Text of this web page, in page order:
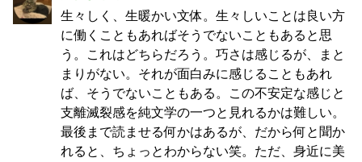
生々しく、生暖かい文体。生々しいことは良い方
に働くこともあればそうでないこともあると思
う。これはどちらだろう。巧さは感じるが、まと
まりがない。それが面白みに感じることもあれ
ば、そうでないこともある。この不安定な感じと
支離滅裂感を純文学の一つと見れるかは難しい。
最後まで読ませる何かはあるが、だから何と聞か
れると、ちょっとわからない笑。ただ、身近に美